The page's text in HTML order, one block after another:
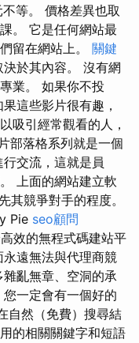
等。 價格差異也取
。 它是任何網站最
留在網站上。 關鍵
於其內容。 沒有網
業。 如果你不投
這些影片很有趣，
吸引經常觀看的人，
部落格系列就是一個
交流，這就是員
上面的網站建立軟
競爭對手的程度。
Pie seo顧問
效的無程式碼建站平
遠無法與代理商競
亂無章、空洞的承
一定會有一個好的
自然（免費）搜尋結
的相關關鍵字和短語